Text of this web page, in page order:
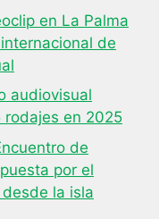
en La Palma
de
audiovisual
en 2025
de
por el
la isla